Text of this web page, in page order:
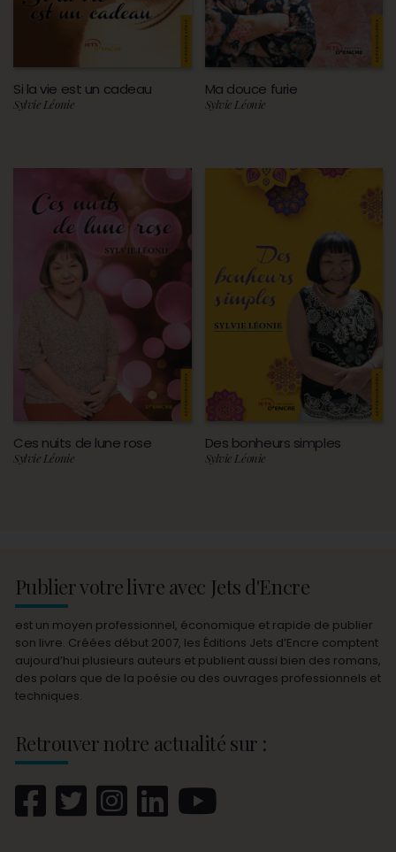
Si la vie est un cadeau
Sylvie Léonie
Ma douce furie
Sylvie Léonie
Ces nuits de lune rose
Sylvie Léonie
Des bonheurs simples
Sylvie Léonie
Publier votre livre avec Jets d'Encre
est un moyen professionnel, économique et rapide de publier
son livre. Créées début 2007, les Éditions Jets d’Encre comptent
aujourd’hui plusieurs auteurs et publient aussi bien des romans,
des polars que de la poésie ou des ouvrages professionnels et
techniques.
Retrouver notre actualité sur :